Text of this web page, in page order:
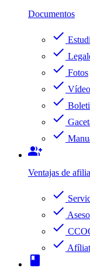
Documentos
check
check
check Fotos
check
check
check
check
group_add
Ventajas de
check
check
check
check
book